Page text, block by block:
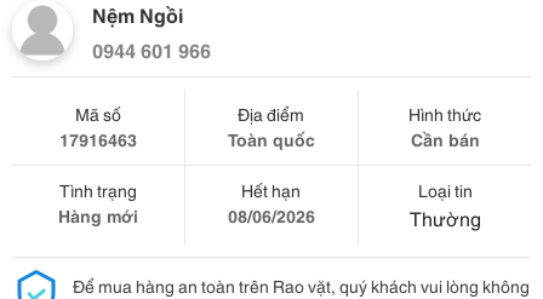
Nệm Ngồi
0944 601 966
Mã số
17916463
Địa điểm
Toàn quốc
Hình thức
Cần bán
Tình trạng
Hàng mới
Hết hạn
08/06/2026
Loại tin
Thường
Để mua hàng an toàn trên Rao vặt, quý khách vui lòng không